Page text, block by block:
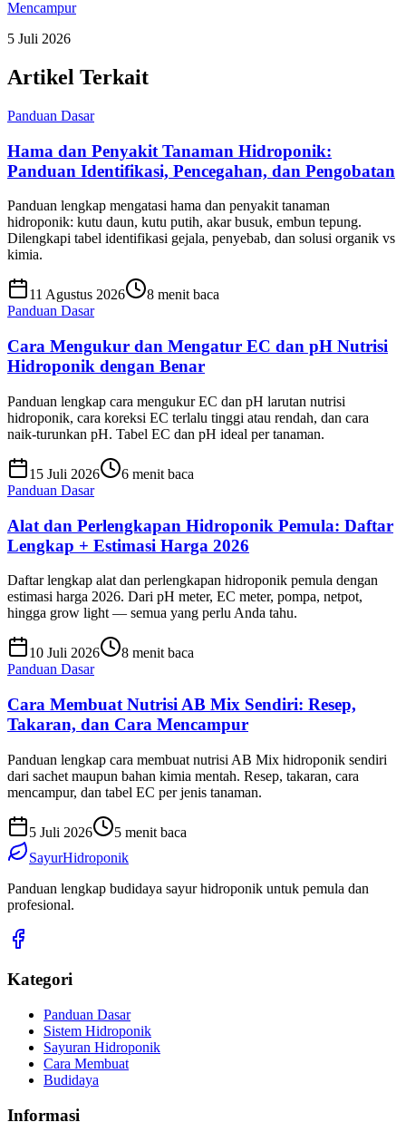
Mencampur
5 Juli 2026
Artikel Terkait
Panduan Dasar
Hama dan Penyakit Tanaman Hidroponik:
Panduan Identifikasi, Pencegahan, dan Pengobatan
Panduan lengkap mengatasi hama dan penyakit tanaman
hidroponik: kutu daun, kutu putih, akar busuk, embun tepung.
Dilengkapi tabel identifikasi gejala, penyebab, dan solusi organik vs
kimia.
11 Agustus 2026
8 menit baca
Panduan Dasar
Cara Mengukur dan Mengatur EC dan pH Nutrisi
Hidroponik dengan Benar
Panduan lengkap cara mengukur EC dan pH larutan nutrisi
hidroponik, cara koreksi EC terlalu tinggi atau rendah, dan cara
naik-turunkan pH. Tabel EC dan pH ideal per tanaman.
15 Juli 2026
6 menit baca
Panduan Dasar
Alat dan Perlengkapan Hidroponik Pemula: Daftar
Lengkap + Estimasi Harga 2026
Daftar lengkap alat dan perlengkapan hidroponik pemula dengan
estimasi harga 2026. Dari pH meter, EC meter, pompa, netpot,
hingga grow light — semua yang perlu Anda tahu.
10 Juli 2026
8 menit baca
Panduan Dasar
Cara Membuat Nutrisi AB Mix Sendiri: Resep,
Takaran, dan Cara Mencampur
Panduan lengkap cara membuat nutrisi AB Mix hidroponik sendiri
dari sachet maupun bahan kimia mentah. Resep, takaran, cara
mencampur, dan tabel EC per jenis tanaman.
5 Juli 2026
5 menit baca
SayurHidroponik
Panduan lengkap budidaya sayur hidroponik untuk pemula dan
profesional.
Kategori
Panduan Dasar
Sistem Hidroponik
Sayuran Hidroponik
Cara Membuat
Budidaya
Informasi